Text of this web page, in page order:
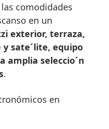
comodidades
en un
exterior, terraza,
sate´lite, equipo
amplia seleccio´n
.
en